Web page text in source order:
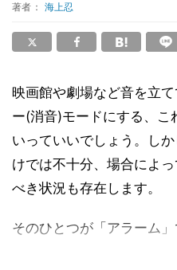
著者： 海上忍
映画館や劇場など音を立
ー(消音)モードにする、こ
いっていいでしょう。し
けでは不十分、場合によ
べき状況も存在します。
そのひとつが「アラーム